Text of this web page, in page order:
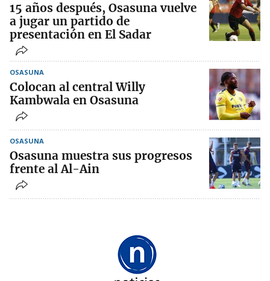
15 años después, Osasuna vuelve
a jugar un partido de
presentación en El Sadar
OSASUNA
Colocan al central Willy
Kambwala en Osasuna
OSASUNA
Osasuna muestra sus progresos
frente al Al-Ain